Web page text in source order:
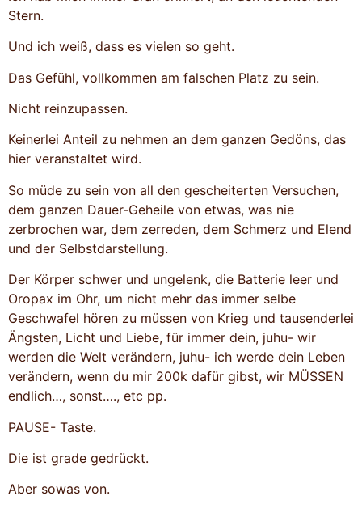
Stern.
Und ich weiß, dass es vielen so geht.
Das Gefühl, vollkommen am falschen Platz zu sein.
Nicht reinzupassen.
Keinerlei Anteil zu nehmen an dem ganzen Gedöns, das
hier veranstaltet wird.
So müde zu sein von all den gescheiterten Versuchen,
dem ganzen Dauer-Geheile von etwas, was nie
zerbrochen war, dem zerreden, dem Schmerz und Elend
und der Selbstdarstellung.
Der Körper schwer und ungelenk, die Batterie leer und
Oropax im Ohr, um nicht mehr das immer selbe
Geschwafel hören zu müssen von Krieg und tausenderlei
Ängsten, Licht und Liebe, für immer dein, juhu- wir
werden die Welt verändern, juhu- ich werde dein Leben
verändern, wenn du mir 200k dafür gibst, wir MÜSSEN
endlich…, sonst…., etc pp.
PAUSE- Taste.
Die ist grade gedrückt.
Aber sowas von.